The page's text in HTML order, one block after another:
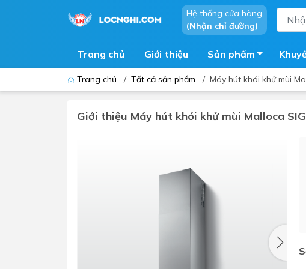
Hệ thống cửa hàng
(Nhận chỉ đường)
Trang chủ Giới thiệu Sản phẩm
Lavabo - Chậu rửa mặt
Vòi chậu - vòi hồ - vòi gắn tường
Máy tắm
Phụ kiện nhà
Chậu giặt
Trang chủ / Tất cả sản phẩm / Máy hút khói khử mùi
Giới thiệu Máy hút khói khử mùi Malloca